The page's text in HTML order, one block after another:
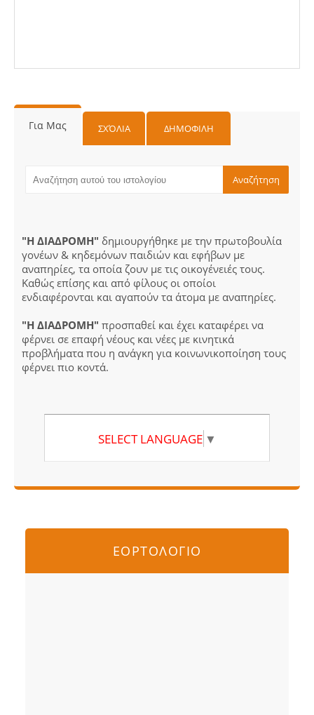
Για Μας ΣΧΌΛΙΑ ΔΗΜΟΦΙΛΗ
"Η ΔΙΑΔΡΟΜΗ" δημιουργήθηκε με την πρωτοβουλία
γονέων & κηδεμόνων παιδιών και εφήβων με
αναπηρίες, τα οποία ζουν με τις οικογένειές τους.
Καθώς επίσης και από φίλους οι οποίοι
ενδιαφέρονται και αγαπούν τα άτομα με αναπηρίες.
"Η ΔΙΑΔΡΟΜΗ" προσπαθεί και έχει καταφέρει να
φέρνει σε επαφή νέους και νέες με κινητικά
προβλήματα που η ανάγκη για κοινωνικοποίηση τους
φέρνει πιο κοντά.
SELECT LANGUAGE ▼
ΕΟΡΤΟΛΟΓΙΟ